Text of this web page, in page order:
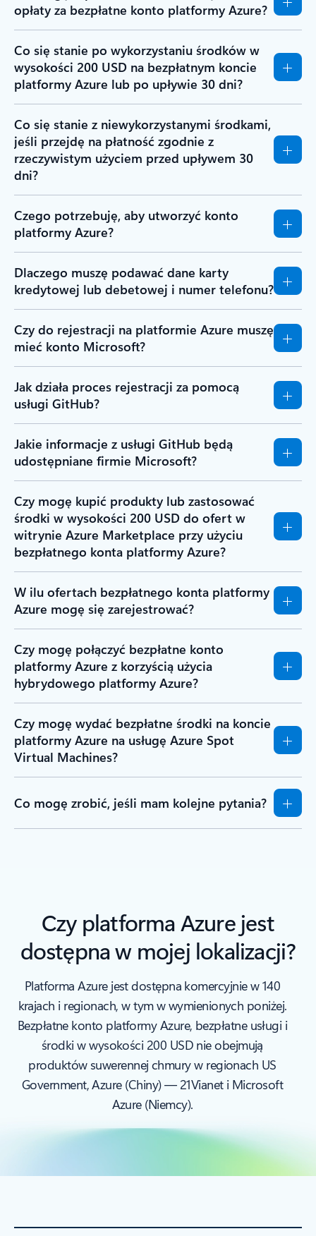
opłaty za bezpłatne konto platformy Azure?
Co się stanie po wykorzystaniu środków w
wysokości 200 USD na bezpłatnym koncie
platformy Azure lub po upływie 30 dni?
Co się stanie z niewykorzystanymi środkami,
jeśli przejdę na płatność zgodnie z
rzeczywistym użyciem przed upływem 30
dni?
Czego potrzebuję, aby utworzyć konto
platformy Azure?
Dlaczego muszę podawać dane karty
kredytowej lub debetowej i numer telefonu?
Czy do rejestracji na platformie Azure muszę
mieć konto Microsoft?
Jak działa proces rejestracji za pomocą
usługi GitHub?
Jakie informacje z usługi GitHub będą
udostępniane firmie Microsoft?
Czy mogę kupić produkty lub zastosować
środki w wysokości 200 USD do ofert w
witrynie Azure Marketplace przy użyciu
bezpłatnego konta platformy Azure?
W ilu ofertach bezpłatnego konta platformy
Azure mogę się zarejestrować?
Czy mogę połączyć bezpłatne konto
platformy Azure z korzyścią użycia
hybrydowego platformy Azure?
Czy mogę wydać bezpłatne środki na koncie
platformy Azure na usługę Azure Spot
Virtual Machines?
Co mogę zrobić, jeśli mam kolejne pytania?
Czy platforma Azure jest
dostępna w mojej lokalizacji?
Platforma Azure jest dostępna komercyjnie w 140
krajach i regionach, w tym w wymienionych poniżej.
Bezpłatne konto platformy Azure, bezpłatne usługi i
środki w wysokości 200 USD nie obejmują
produktów suwerennej chmury w regionach US
Government, Azure (Chiny) — 21Vianet i Microsoft
Azure (Niemcy).